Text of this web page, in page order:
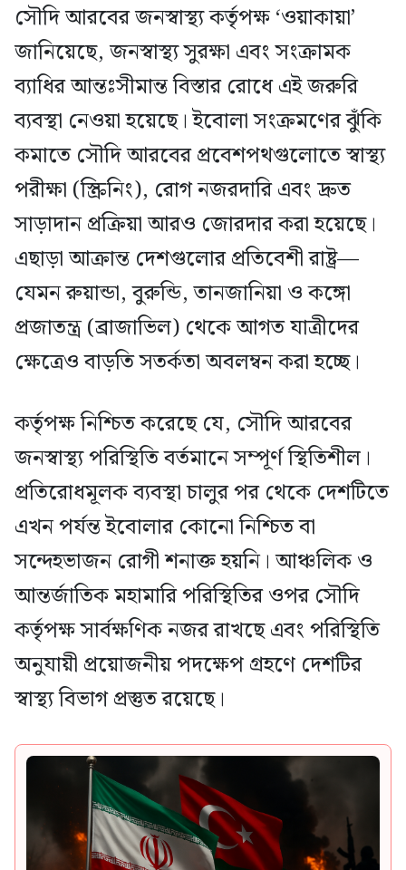
সৌদি আরবের জনস্বাস্থ্য কর্তৃপক্ষ ‘ওয়াকায়া’
জানিয়েছে, জনস্বাস্থ্য সুরক্ষা এবং সংক্রামক
ব্যাধির আন্তঃসীমান্ত বিস্তার রোধে এই জরুরি
ব্যবস্থা নেওয়া হয়েছে। ইবোলা সংক্রমণের ঝুঁকি
কমাতে সৌদি আরবের প্রবেশপথগুলোতে স্বাস্থ্য
পরীক্ষা (স্ক্রিনিং), রোগ নজরদারি এবং দ্রুত
সাড়াদান প্রক্রিয়া আরও জোরদার করা হয়েছে।
এছাড়া আক্রান্ত দেশগুলোর প্রতিবেশী রাষ্ট্র—
যেমন রুয়ান্ডা, বুরুন্ডি, তানজানিয়া ও কঙ্গো
প্রজাতন্ত্র (ব্রাজাভিল) থেকে আগত যাত্রীদের
ক্ষেত্রেও বাড়তি সতর্কতা অবলম্বন করা হচ্ছে।
কর্তৃপক্ষ নিশ্চিত করেছে যে, সৌদি আরবের
জনস্বাস্থ্য পরিস্থিতি বর্তমানে সম্পূর্ণ স্থিতিশীল।
প্রতিরোধমূলক ব্যবস্থা চালুর পর থেকে দেশটিতে
এখন পর্যন্ত ইবোলার কোনো নিশ্চিত বা
সন্দেহভাজন রোগী শনাক্ত হয়নি। আঞ্চলিক ও
আন্তর্জাতিক মহামারি পরিস্থিতির ওপর সৌদি
কর্তৃপক্ষ সার্বক্ষণিক নজর রাখছে এবং পরিস্থিতি
অনুযায়ী প্রয়োজনীয় পদক্ষেপ গ্রহণে দেশটির
স্বাস্থ্য বিভাগ প্রস্তুত রয়েছে।